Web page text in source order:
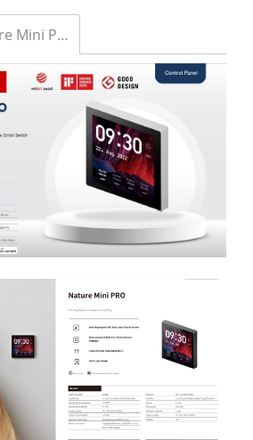
LS268-GR1 Nature Mini PRO(Grey 1 Way)